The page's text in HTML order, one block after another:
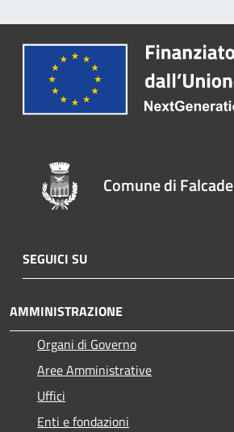
Comune di Falcade
SEGUICI SU
AMMINISTRAZIONE
Organi di Governo
Aree Amministrative
Uffici
Enti e fondazioni